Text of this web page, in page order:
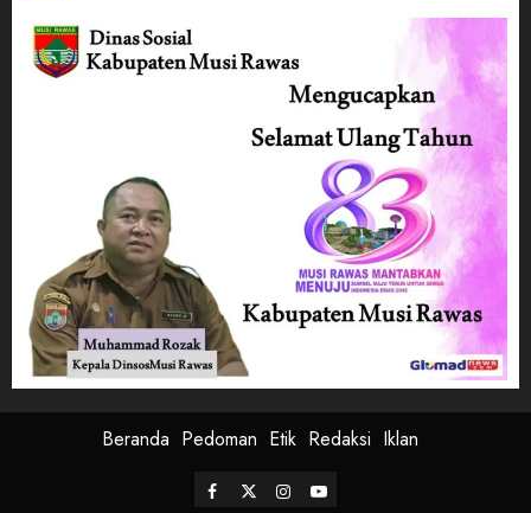
Beranda Pedoman Etik Redaksi Iklan
Facebook
TwitterInstagram
Youtube